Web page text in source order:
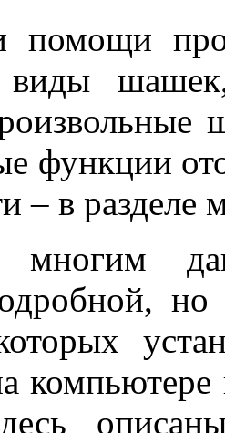
помощи
виды
функции
– в
многим
компьютере